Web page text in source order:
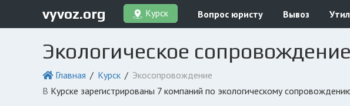
vyvoz.org Курск Вопрос юристу Вывоз
Экологическое
Главная Курск
Экосопровождение
в Курске зарегистрированы 7 компаний по экологическому